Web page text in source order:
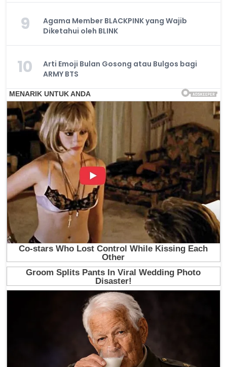
9
Agama Member BLACKPINK yang Wajib
Diketahui oleh BLINK
10
Arti Emoji Bulan Gosong atau Bulgos bagi
ARMY BTS